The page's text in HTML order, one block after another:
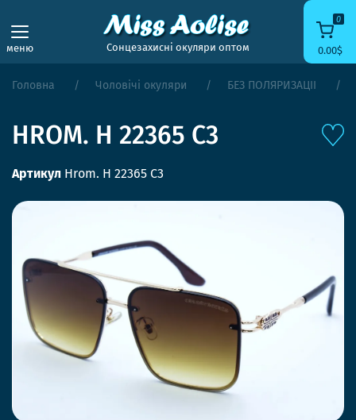
меню Сонцезахисні окуляри оптом
0
0.00$
Головна Чоловічі окуляри БЕЗ ПОЛЯРИЗАЦІЇ
HROM. H 22365 C3
Артикул Hrom. H 22365 C3